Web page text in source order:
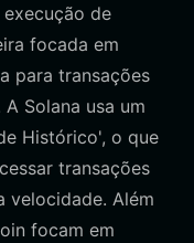
de
focada em
para transações
Solana usa um
Histórico', o que
transações
velocidade. Além
focam em